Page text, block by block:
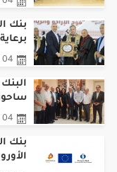
بنك
04 أغسطس، 2026 - 04:08pm
04 أغسطس، 2026 - 03:08pm
بنك